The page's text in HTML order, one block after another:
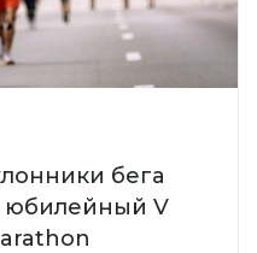
бега
юбилейный V